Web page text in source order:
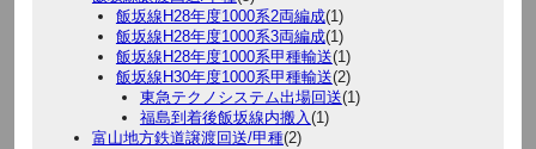
飯坂線H28年度1000系2両編成(1)
飯坂線H28年度1000系3両編成(1)
飯坂線H28年度1000系甲種輸送(1)
飯坂線H30年度1000系甲種輸送(2)
東急テクノシステム出場回送(1)
福島到着後飯坂線内搬入(1)
富山地方鉄道譲渡回送/甲種(2)